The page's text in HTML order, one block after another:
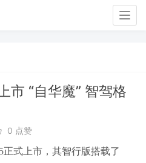
市 “自华魔” 智驾格
0 点赞
正式上市，其智行版搭载了